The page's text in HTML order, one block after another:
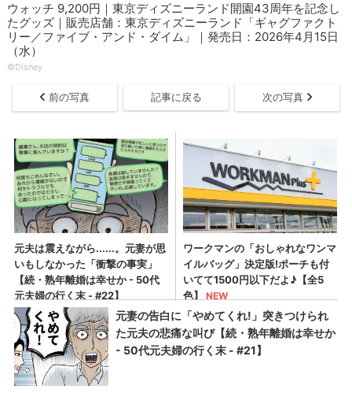
ウォッチ 9,200円｜東京ディズニーランド開園43周年を記念し
たグッズ｜販売店舗：東京ディズニーランド「ギャグファクト
リー／ファイブ・アンド・ダイム」｜発売日：2026年4月15日
（水）
©Disney
前の写真 記事に戻る 次の写真